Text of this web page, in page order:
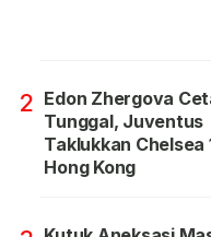
2 Edon Zhergova
Tunggal, Juventus
Taklukkan Chelsea
Hong Kong